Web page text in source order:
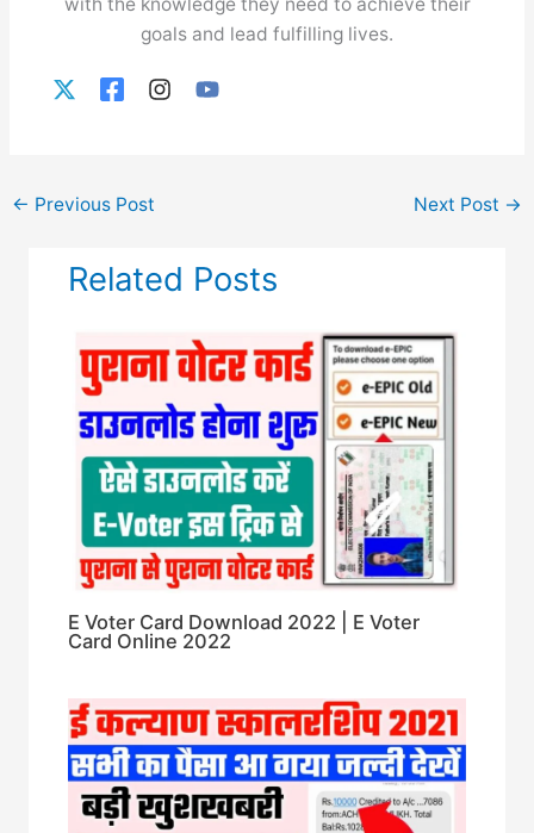
goals and lead fulfilling lives.
← Previous Post Next Post →
Related Posts
E Voter Card Download 2022 | E Voter
Card Online 2022